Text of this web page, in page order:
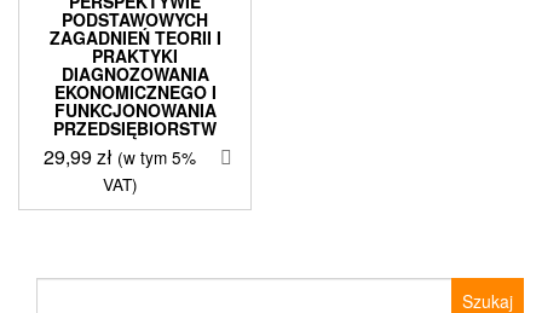
PODSTAWOWYCH
ZAGADNIEŃ TEORII I
PRAKTYKI
DIAGNOZOWANIA
EKONOMICZNEGO I
FUNKCJONOWANIA
PRZEDSIĘBIORSTW
29,99zł (w tym 5%
VAT)